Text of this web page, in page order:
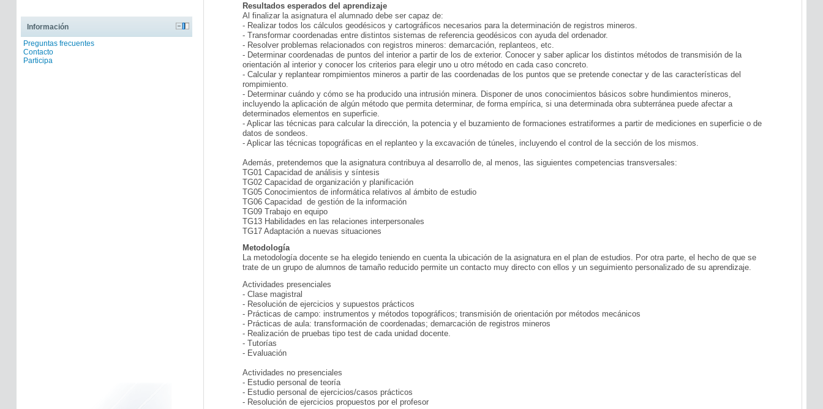
Resultados esperados del aprendizaje
Al finalizar la asignatura el alumnado debe ser capaz de:
- Realizar todos los cálculos geodésicos y cartográficos necesarios para la determinación de registros mineros.
- Transformar coordenadas entre distintos sistemas de referencia geodésicos con ayuda del ordenador.
- Resolver problemas relacionados con registros mineros: demarcación, replanteos, etc.
- Determinar coordenadas de puntos del interior a partir de los de exterior. Conocer y saber aplicar los distintos métodos de transmisión de la
orientación al interior y conocer los criterios para elegir uno u otro método en cada caso concreto.
- Calcular y replantear rompimientos mineros a partir de las coordenadas de los puntos que se pretende conectar y de las características del
rompimiento.
- Determinar cuándo y cómo se ha producido una intrusión minera. Disponer de unos conocimientos básicos sobre hundimientos mineros,
incluyendo la aplicación de algún método que permita determinar, de forma empírica, si una determinada obra subterránea puede afectar a
determinados elementos en superficie.
- Aplicar las técnicas para calcular la dirección, la potencia y el buzamiento de formaciones estratiformes a partir de mediciones en superficie o de
datos de sondeos.
- Aplicar las técnicas topográficas en el replanteo y la excavación de túneles, incluyendo el control de la sección de los mismos.
Además, pretendemos que la asignatura contribuya al desarrollo de, al menos, las siguientes competencias transversales:
TG01 Capacidad de análisis y síntesis
TG02 Capacidad de organización y planificación
TG05 Conocimientos de informática relativos al ámbito de estudio
TG06 Capacidad de gestión de la información
TG09 Trabajo en equipo
TG13 Habilidades en las relaciones interpersonales
TG17 Adaptación a nuevas situaciones
Metodología
La metodología docente se ha elegido teniendo en cuenta la ubicación de la asignatura en el plan de estudios. Por otra parte, el hecho de que se
trate de un grupo de alumnos de tamaño reducido permite un contacto muy directo con ellos y un seguimiento personalizado de su aprendizaje.
Actividades presenciales
- Clase magistral
- Resolución de ejercicios y supuestos prácticos
- Prácticas de campo: instrumentos y métodos topográficos; transmisión de orientación por métodos mecánicos
- Prácticas de aula: transformación de coordenadas; demarcación de registros mineros
- Realización de pruebas tipo test de cada unidad docente.
- Tutorías
- Evaluación
Actividades no presenciales
- Estudio personal de teoría
- Estudio personal de ejercicios/casos prácticos
- Resolución de ejercicios propuestos por el profesor
Información
Preguntas frecuentes
Contacto
Participa